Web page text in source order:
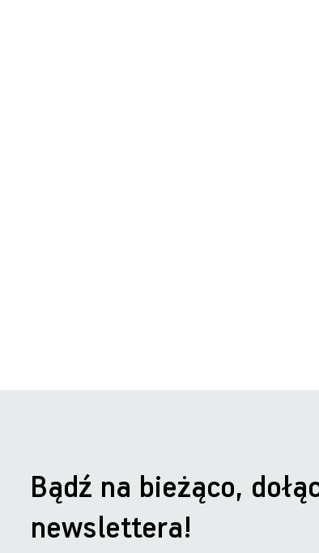
Bądź na bieżąco,
newslettera!